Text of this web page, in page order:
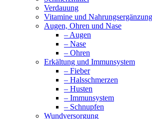
Verdauung
Vitamine und
Augen, Ohren und Nase
– Augen
– Nase
– Ohren
Erkältung und Immunsystem
– Fieber
– Halsschmerzen
– Husten
– Immunsystem
– Schnupfen
Wundversorgung